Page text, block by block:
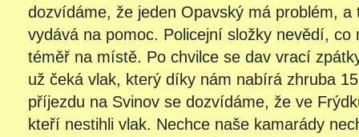
dozvídáme, že jeden Opavský má problém, a
vydává na pomoc. Policejní složky nevědí, co
téměř na místě. Po chvilce se dav vrací
už čeká vlak, který díky nám nabírá zhruba
příjezdu na Svinov se dozvídáme, že ve
kteří nestihli vlak. Nechce naše kamarády